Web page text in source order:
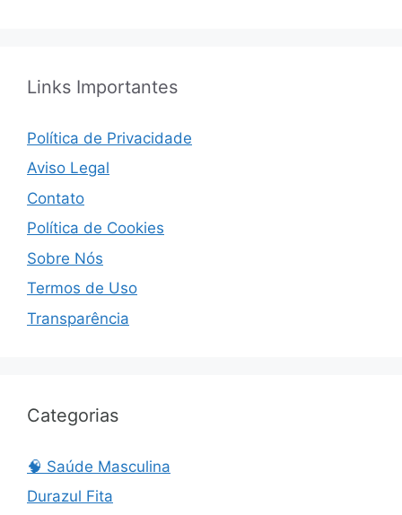
Links Importantes
Política de Privacidade
Aviso Legal
Contato
Política de Cookies
Sobre Nós
Termos de Uso
Transparência
Categorias
🧠 Saúde Masculina
Durazul Fita